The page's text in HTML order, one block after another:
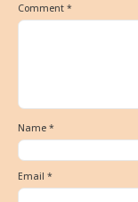
Comment *
Name *
Email *